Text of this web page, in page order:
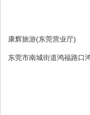
康辉旅游(东莞营业厅)
东莞市南城街道鸿福路口